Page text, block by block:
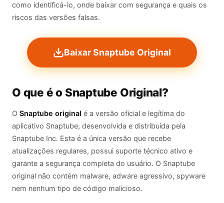
como identificá-lo, onde baixar com segurança e quais os
riscos das versões falsas.
Baixar Snaptube Original
O que é o Snaptube Original?
O Snaptube original é a versão oficial e legítima do
aplicativo Snaptube, desenvolvida e distribuída pela
Snaptube Inc. Esta é a única versão que recebe
atualizações regulares, possui suporte técnico ativo e
garante a segurança completa do usuário. O Snaptube
original não contém malware, adware agressivo, spyware
nem nenhum tipo de código malicioso.